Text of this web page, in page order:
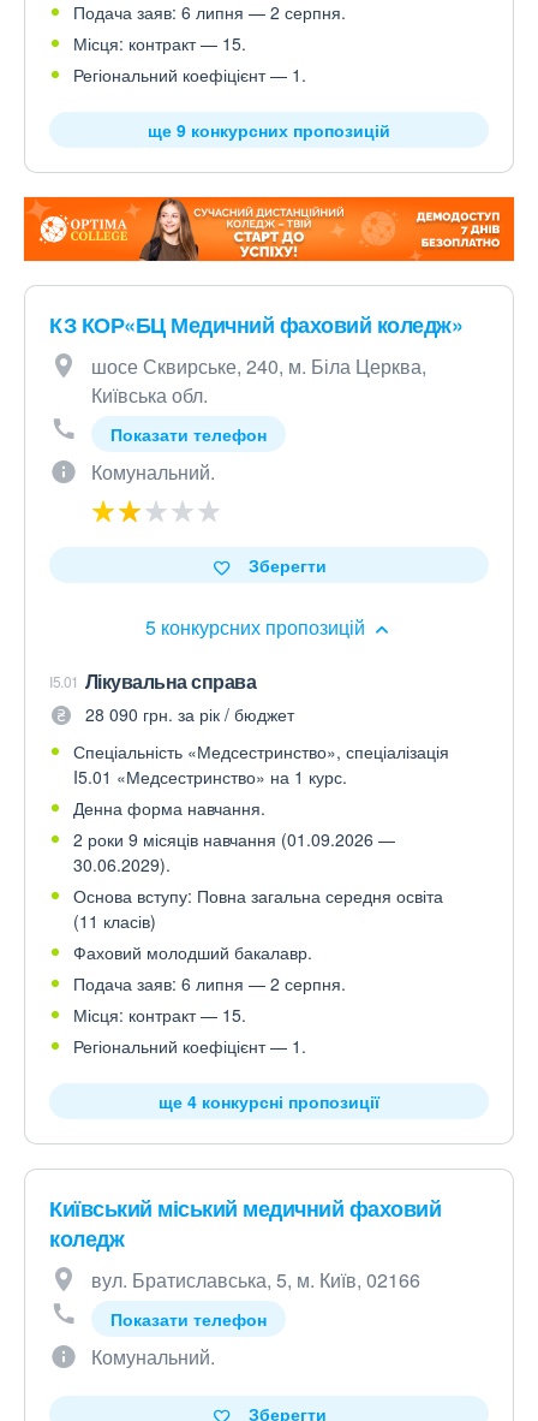
Подача заяв: 6 липня — 2 серпня.
Місця: контракт — 15.
Регіональний коефіцієнт — 1.
ще 9 конкурсних пропозицій
КЗ КОР«БЦ Медичний фаховий коледж»
шосе Сквирське, 240, м. Біла Церква,
Київська обл.
Показати телефон
Комунальний.
5 конкурсних пропозицій
Зберегти
I5.01 Лікувальна справа
28 090 грн. за рік / бюджет
Спеціальність «Медсестринство», спеціалізація
I5.01 «Медсестринство» на 1 курс.
Денна форма навчання.
2 роки 9 місяців навчання (01.09.2026 —
30.06.2029).
Основа вступу: Повна загальна середня освіта
(11 класів)
Фаховий молодший бакалавр.
Подача заяв: 6 липня — 2 серпня.
Місця: контракт — 15.
Регіональний коефіцієнт — 1.
ще 4 конкурсні пропозиції
Київський міський медичний фаховий
коледж
вул. Братиславська, 5, м. Київ, 02166
Показати телефон
Комунальний.
Зберегти